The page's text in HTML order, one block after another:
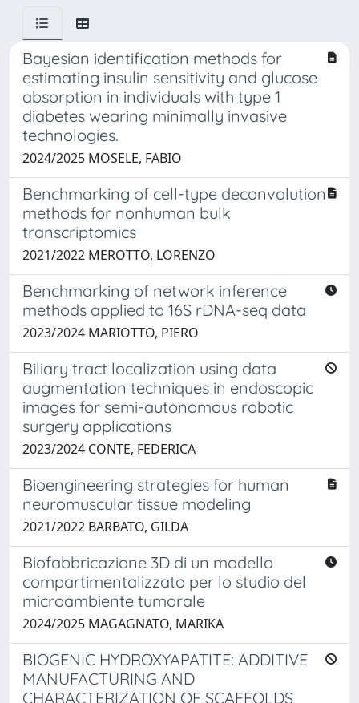
Bayesian identification methods for
estimating insulin sensitivity and glucose
absorption in individuals with type 1
diabetes wearing minimally invasive
technologies.
2024/2025 MOSELE, FABIO
Benchmarking of cell-type deconvolution
methods for nonhuman bulk
transcriptomics
2021/2022 MEROTTO, LORENZO
Benchmarking of network inference
methods applied to 16S rDNA-seq data
2023/2024 MARIOTTO, PIERO
Biliary tract localization using data
augmentation techniques in endoscopic
images for semi-autonomous robotic
surgery applications
2023/2024 CONTE, FEDERICA
Bioengineering strategies for human
neuromuscular tissue modeling
2021/2022 BARBATO, GILDA
Biofabbricazione 3D di un modello
compartimentalizzato per lo studio del
microambiente tumorale
2024/2025 MAGAGNATO, MARIKA
BIOGENIC HYDROXYAPATITE: ADDITIVE
MANUFACTURING AND
CHARACTERIZATION OF SCAFFOLDS